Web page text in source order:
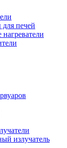
печей
излучатель